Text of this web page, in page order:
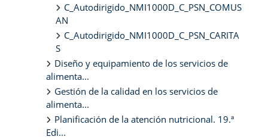
C_Autodirigido_NMI1000D_C_PSN_COMUS
AN
C_Autodirigido_NMI1000D_C_PSN_CARITA
S
Diseño y equipamiento de los servicios de
alimenta...
Gestión de la calidad en los servicios de
alimenta...
Planificación de la atención nutricional. 19.ª
Edi...